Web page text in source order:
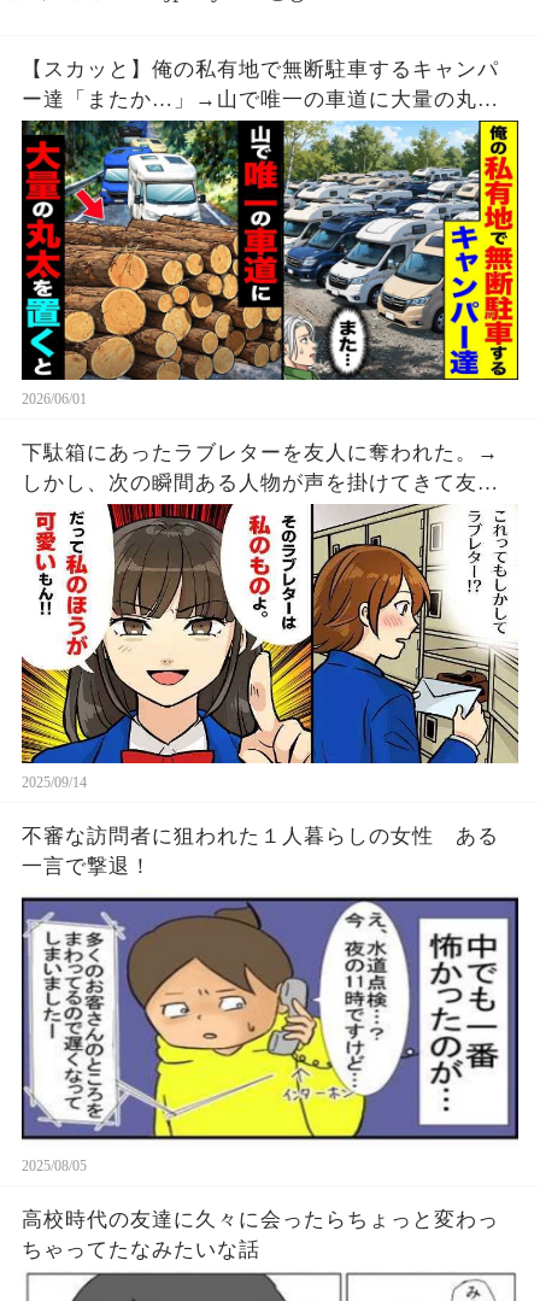
【スカッと】俺の私有地で無断駐車するキャンパ
ー達「またか…」→山で唯一の車道に大量の丸太
を置いた結果【漫画】
2026/06/01
下駄箱にあったラブレターを友人に奪われた。→
しかし、次の瞬間ある人物が声を掛けてきて友人
の顔が急に焦り始める・・・
2025/09/14
不審な訪問者に狙われた１人暮らしの女性 ある
一言で撃退！
2025/08/05
高校時代の友達に久々に会ったらちょっと変わっ
ちゃってたなみたいな話